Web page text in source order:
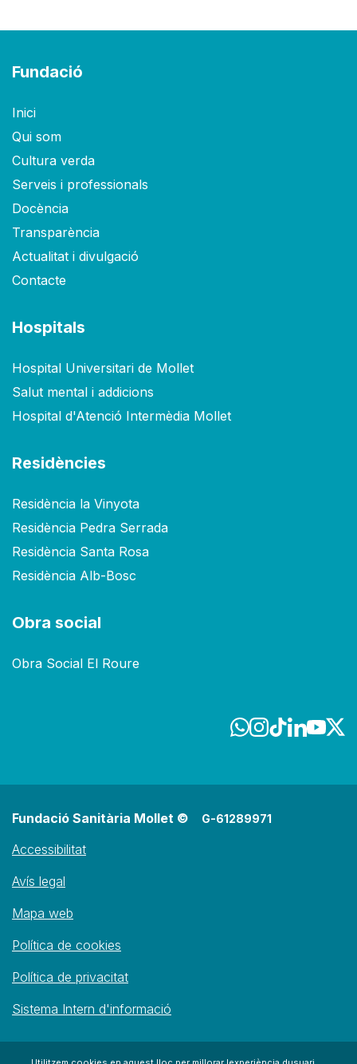
Fundació
Inici
Qui som
Cultura verda
Serveis i professionals
Docència
Transparència
Actualitat i divulgació
Contacte
Hospitals
Hospital Universitari de Mollet
Salut mental i addicions
Hospital d'Atenció Intermèdia Mollet
Residències
Residència la Vinyota
Residència Pedra Serrada
Residència Santa Rosa
Residència Alb-Bosc
Obra social
Obra Social El Roure
Fundació Sanitària Mollet © G-61289971
Accessibilitat
Avís legal
Mapa web
Política de cookies
Política de privacitat
Sistema Intern d'informació